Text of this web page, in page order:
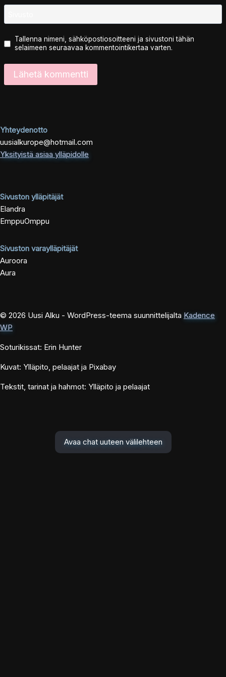
Tallenna nimeni, sähköpostiosoitteeni ja sivustoni tähän
selaimeen seuraavaa kommentointikertaa varten.
Yhteydenotto
uusialkurope@hotmail.com
Yksityistä asiaa ylläpidolle
Sivuston ylläpitäjät
Elandra
EmppuOmppu
Sivuston varaylläpitäjät
Auroora
Aura
© 2026 Uusi Alku - WordPress-teema suunnittelijalta Kadence
WP
Soturikissat: Erin Hunter
Kuvat: Ylläpito, pelaajat ja Pixabay
Tekstit, tarinat ja hahmot: Ylläpito ja pelaajat
Avaa chat uuteen välilehteen